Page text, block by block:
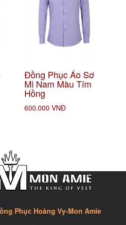
Đồng Phục Áo Sơ
Mi Nam Màu Tím
Hồng
600.000 VNĐ
Phục Hoàng Vy-Mon Amie